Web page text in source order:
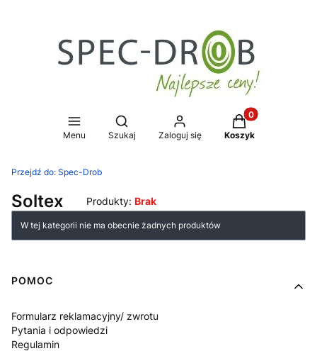
Menu
Otwórz wyszukiwarkę
Szukaj Zaloguj się
Produkty w
Koszyk
Przejdź do: Spec-Drob
Soltex Produkty: Brak
Lista produktów
W tej kategorii nie ma obecnie żadnych produktów
Linki w stopce
POMOC
Formularz reklamacyjny/ zwrotu
Pytania i odpowiedzi
Regulamin